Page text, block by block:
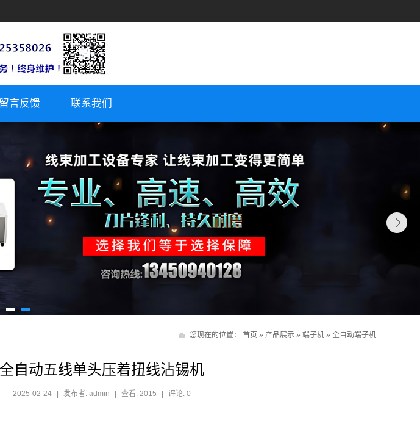
留言反馈 联系我们
您现在的位置： 首页 » 产品展示 » 端子机 » 全自动端子机
全自动五线单头压着扭线沾锡机
2025-02-24 | 发布者: admin | 查看: 2015 | 评论: 0